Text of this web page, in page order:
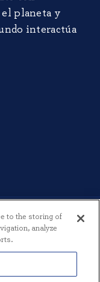
el planeta y
interactúa
RESERVADOS.
PRIVACIDAD
to the storing of
analyze